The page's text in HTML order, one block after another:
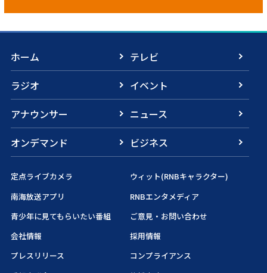
ホーム
テレビ
ラジオ
イベント
アナウンサー
ニュース
オンデマンド
ビジネス
定点ライブカメラ
ウィット(RNBキャラクター)
南海放送アプリ
RNBエンタメディア
青少年に見てもらいたい番組
ご意見・お問い合わせ
会社情報
採用情報
プレスリリース
コンプライアンス